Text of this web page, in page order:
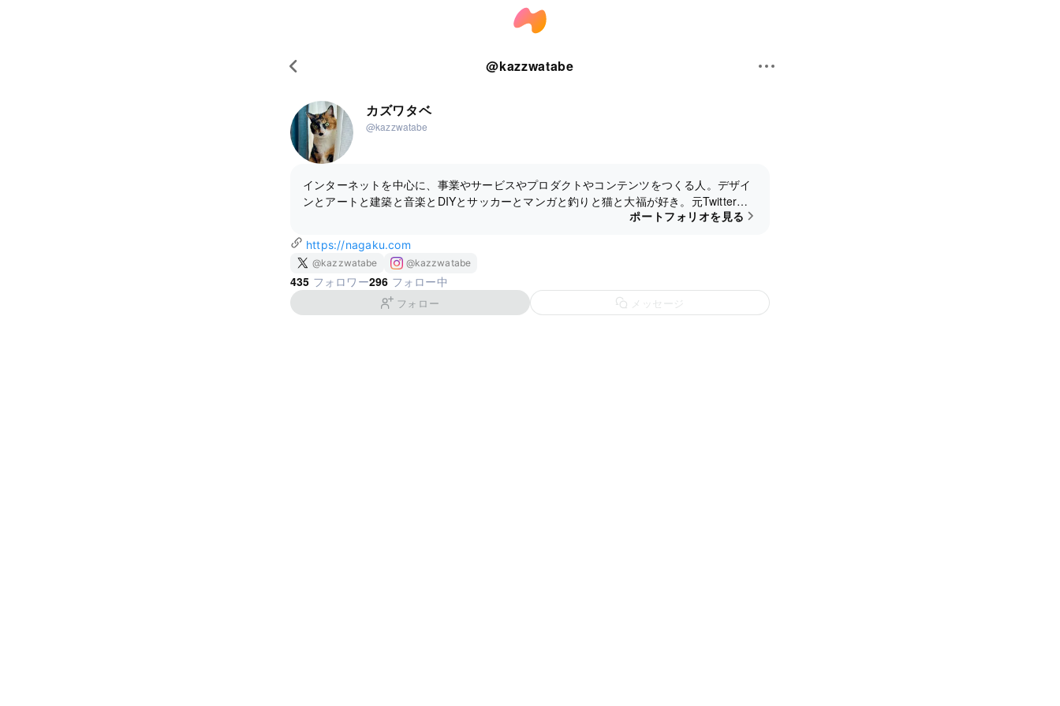
@kazzwatabe
カズワタベ
@kazzwatabe
インターネットを中心に、事業やサービスやプロダクトやコンテンツをつくる人。デザイ
ンとアートと建築と音楽とDIYとサッカーとマンガと釣りと猫と大福が好き。元Twitterは
ほぼROM専でBlueskyとmixi2に主にいる。ナガクの創業者でCEO。ポートフォリオを見る
https://nagaku.com
@kazzwatabe @kazzwatabe
435 フォロワー296 フォロー中
フォロー メッセージ